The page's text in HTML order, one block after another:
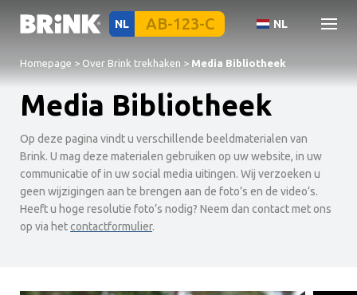
NL NL
Homepage > Over Brink trekhaken > Media Bibliotheek
Media Bibliotheek
Op deze pagina vindt u verschillende beeldmaterialen van
Brink. U mag deze materialen gebruiken op uw website, in uw
communicatie of in uw social media uitingen. Wij verzoeken u
geen wijzigingen aan te brengen aan de foto’s en de video’s.
Heeft u hoge resolutie foto’s nodig? Neem dan contact met ons
op via hetcontactformulier.